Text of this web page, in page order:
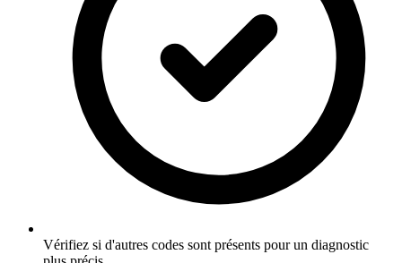
Vérifiez si d'autres codes sont présents pour un diagnostic